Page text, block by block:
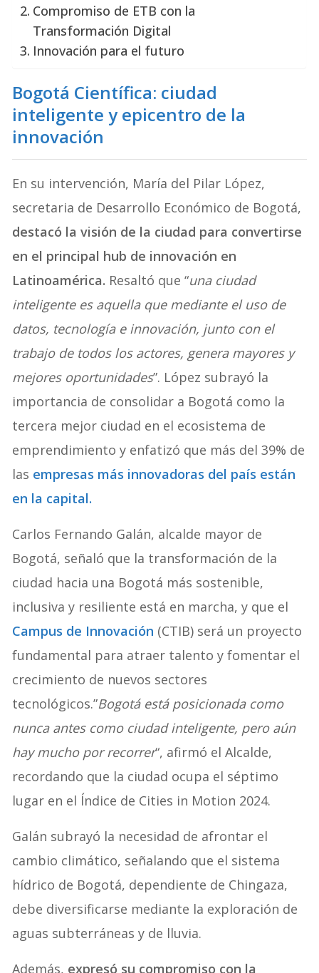
Compromiso de ETB con la
Transformación Digital
Innovación para el futuro
Bogotá Científica: ciudad
inteligente y epicentro de la
innovación
En su intervención, María del Pilar López,
secretaria de Desarrollo Económico de Bogotá,
destacó la visión de la ciudad para convertirse
en el principal hub de innovación en
Latinoamérica. Resaltó que “una ciudad
inteligente es aquella que mediante el uso de
datos, tecnología e innovación, junto con el
trabajo de todos los actores, genera mayores y
mejores oportunidades”. López subrayó la
importancia de consolidar a Bogotá como la
tercera mejor ciudad en el ecosistema de
emprendimiento y enfatizó que más del 39% de
las empresas más innovadoras del país están
en la capital.
Carlos Fernando Galán, alcalde mayor de
Bogotá, señaló que la transformación de la
ciudad hacia una Bogotá más sostenible,
inclusiva y resiliente está en marcha, y que el
Campus de Innovación (CTIB) será un proyecto
fundamental para atraer talento y fomentar el
crecimiento de nuevos sectores
tecnológicos.”Bogotá está posicionada como
nunca antes como ciudad inteligente, pero aún
hay mucho por recorrer“, afirmó el Alcalde,
recordando que la ciudad ocupa el séptimo
lugar en el Índice de Cities in Motion 2024.
Galán subrayó la necesidad de afrontar el
cambio climático, señalando que el sistema
hídrico de Bogotá, dependiente de Chingaza,
debe diversificarse mediante la exploración de
aguas subterráneas y de lluvia.
Además, expresó su compromiso con la